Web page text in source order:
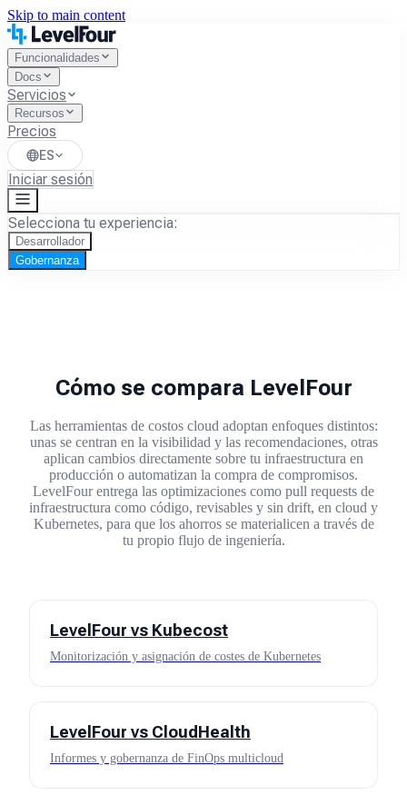
Skip to main content
Funcionalidades
Docs
Servicios
Recursos
Precios
ES
Iniciar sesión
Selecciona tu experiencia:
Desarrollador
Gobernanza
Cómo se compara LevelFour
Las herramientas de costos cloud adoptan enfoques distintos:
unas se centran en la visibilidad y las recomendaciones, otras
aplican cambios directamente sobre tu infraestructura en
producción o automatizan la compra de compromisos.
LevelFour entrega las optimizaciones como pull requests de
infraestructura como código, revisables y sin drift, en cloud y
Kubernetes, para que los ahorros se materialicen a través de
tu propio flujo de ingeniería.
LevelFour vs Kubecost
Monitorización y asignación de costes de Kubernetes
LevelFour vs CloudHealth
Informes y gobernanza de FinOps multicloud